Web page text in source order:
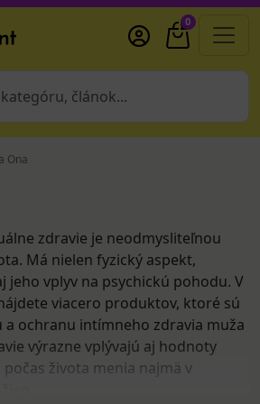
0
Ona
zdravie je neodmysliteľnou
Má nielen fyzický aspekt,
jeho vplyv na psychickú pohodu. V
viacero produktov, ktoré sú
ochranu intímneho zdravia muža
výrazne vplývajú aj hodnoty
života menia najmä v